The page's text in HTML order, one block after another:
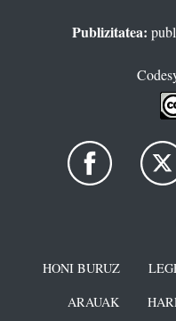
Publizitatea:
HONI BURUZ
ARAUAK